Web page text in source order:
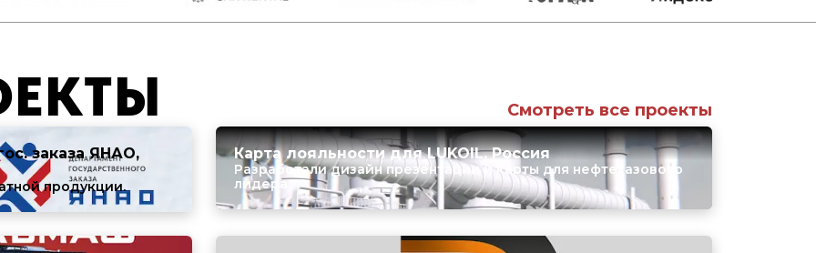
Смотреть все проекты
заказа ЯНАО,
продукции.
Карта лояльности для LUKOIL, Россия
Разработали дизайн презентации и карты для нефтегазового
лидера.